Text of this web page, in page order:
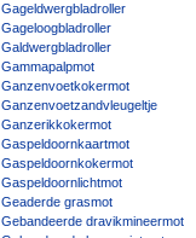
Gageldwergbladroller
Gageloogbladroller
Galdwergbladroller
Gammapalpmot
Ganzenvoetkokermot
Ganzenvoetzandvleugeltje
Ganzerikkokermot
Gaspeldoornkaartmot
Gaspeldoornkokermot
Gaspeldoornlichtmot
Geaderde grasmot
Gebandeerde dravikmineermot